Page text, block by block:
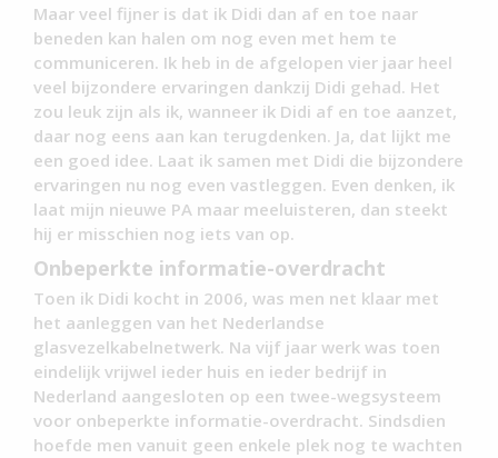
Maar veel fijner is dat ik Didi dan af en toe naar
beneden kan halen om nog even met hem te
communiceren. Ik heb in de afgelopen vier jaar heel
veel bijzondere ervaringen dankzij Didi gehad. Het
zou leuk zijn als ik, wanneer ik Didi af en toe aanzet,
daar nog eens aan kan terugdenken. Ja, dat lijkt me
een goed idee. Laat ik samen met Didi die bijzondere
ervaringen nu nog even vastleggen. Even denken, ik
laat mijn nieuwe PA maar meeluisteren, dan steekt
hij er misschien nog iets van op.
Onbeperkte informatie-overdracht
Toen ik Didi kocht in 2006, was men net klaar met
het aanleggen van het Nederlandse
glasvezelkabelnetwerk. Na vijf jaar werk was toen
eindelijk vrijwel ieder huis en ieder bedrijf in
Nederland aangesloten op een twee-wegsysteem
voor onbeperkte informatie-overdracht. Sindsdien
hoefde men vanuit geen enkele plek nog te wachten